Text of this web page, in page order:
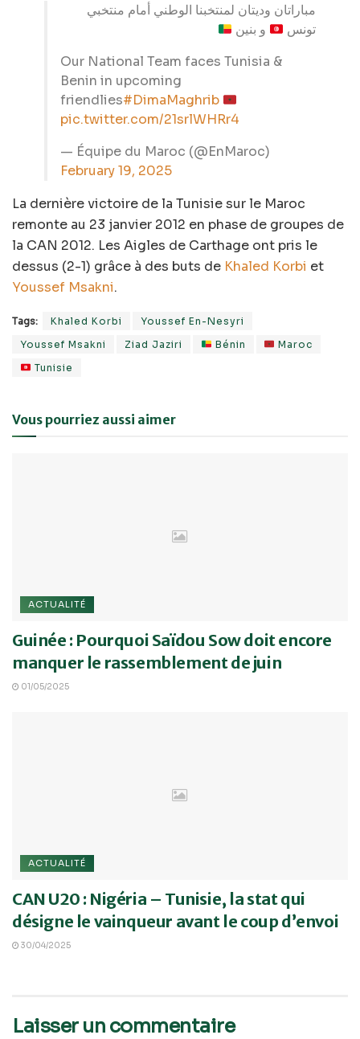
مباراتان وديتان لمنتخبنا الوطني أمام منتخبي
تونس
و بنين
Our National Team faces Tunisia &
Benin in upcoming
friendlies#DimaMaghrib
pic.twitter.com/21srlWHRr4
— Équipe du Maroc (@EnMaroc)
February 19, 2025
La dernière victoire de la Tunisie sur le Maroc
remonte au 23 janvier 2012 en phase de groupes de
la CAN 2012. Les Aigles de Carthage ont pris le
dessus (2-1) grâce à des buts de Khaled Korbi et
Youssef Msakni.
Tags: Khaled Korbi
Youssef En-Nesyri
Youssef Msakni
Ziad Jaziri Bénin
Maroc
Tunisie
Vous pourriez aussi aimer
ACTUALITÉ
Guinée : Pourquoi Saïdou Sow doit encore
manquer le rassemblement de juin
01/05/2025
ACTUALITÉ
CAN U20 : Nigéria – Tunisie, la stat qui
désigne le vainqueur avant le coup d’envoi
30/04/2025
Laisser un commentaire